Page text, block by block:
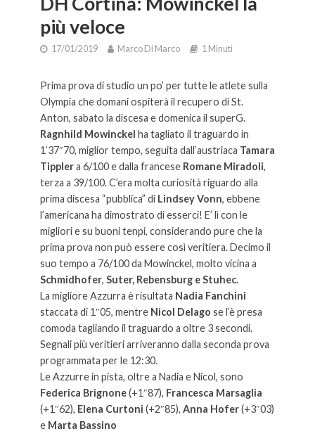
più veloce
17/01/2019 Marco Di Marco 1 Minuti
Prima prova di studio un po’ per tutte le atlete sulla
Olympia che domani ospiterà il recupero di St.
Anton, sabato la discesa e domenica il superG.
Ragnhild Mowinckel ha tagliato il traguardo in
1’37″70, miglior tempo, seguita dall’austriaca Tamara
Tipplera 6/100 e dalla francese Romane Miradoli,
terza a 39/100. C’era molta curiosità riguardo alla
prima discesa “pubblica” di Lindsey Vonn, ebbene
l’americana ha dimostrato di esserci! E’ lì con le
migliori e su buoni tenpi, considerando pure che la
prima prova non può essere così veritiera. Decimo il
suo tempo a 76/100 da Mowinckel, molto vicina a
Schmidhofer, Suter, Rebensburg e Stuhec.
La migliore Azzurra è risultata Nadia Fanchini
staccata di 1″05, mentre Nicol Delago se l’è presa
comoda tagliando il traguardo a oltre 3 secondi.
Segnali più veritieri arriveranno dalla seconda prova
programmata per le 12:30.
Le Azzurre in pista, oltre a Nadia e Nicol, sono
Federica Brignone(+1″87), Francesca Marsaglia
(+1″62), Elena Curtoni (+2″85), Anna Hofer(+3″03)
e Marta Bassino